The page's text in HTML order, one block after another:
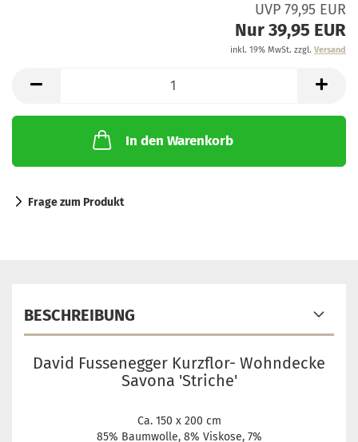
UVP 79,95 EUR
Nur 39,95 EUR
inkl. 19% MwSt. zzgl. Versand
In den Warenkorb
Frage zum Produkt
BESCHREIBUNG
David Fussenegger Kurzflor- Wohndecke
Savona 'Striche'
Ca. 150 x 200 cm
85% Baumwolle, 8% Viskose, 7%